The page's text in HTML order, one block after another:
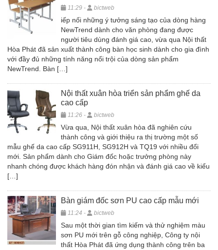
11:29 - bictweb
iếp nối những ý tưởng sáng tạo của dòng hàng
NewTrend dành cho văn phòng đang được
người tiêu dùng đánh giá cao, vừa qua Nội thất
Hòa Phát đã sản xuất thành công bàn học sinh dành cho gia đình
với đầy đủ những tính năng nổi trội của dòng sản phẩm
NewTrend. Bàn […]
Nội thất xuân hòa triển sản phẩm ghế da
cao cấp
11:26 - bictweb
Vừa qua, Nội thất xuân hòa đã nghiên cứu
thành công và giới thiệu ra thị trường một số
mẫu ghế da cao cấp SG911H, SG912H và TQ19 với nhiều đổi
mới. Sản phẩm dành cho Giám đốc hoặc trưởng phòng này
nhanh chóng được khách hàng đón nhận và đánh giá cao về kiểu
[…]
Bàn giám đốc sơn PU cao cấp mẫu mới
11:24 - bictweb
Sau một thời gian tìm kiếm và thử nghiệm màu
sơn PU mới trên gỗ công nghiệp, Công ty nội
thất Hòa Phát đã ứng dụng thành công trên ba